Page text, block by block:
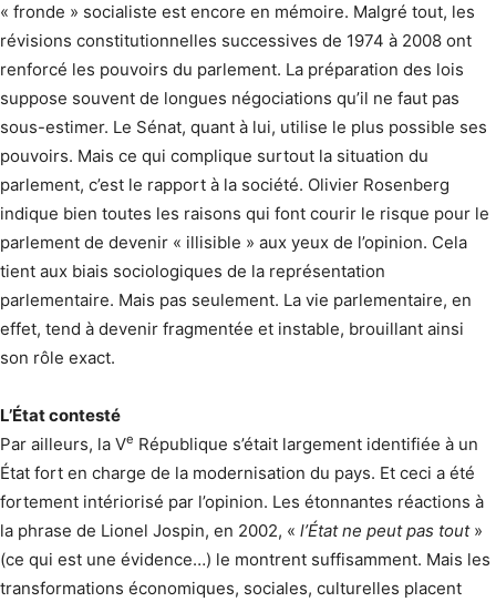
« fronde » socialiste est encore en mémoire. Malgré tout, les
révisions constitutionnelles successives de 1974 à 2008 ont
renforcé les pouvoirs du parlement. La préparation des lois
suppose souvent de longues négociations qu’il ne faut pas
sous-estimer. Le Sénat, quant à lui, utilise le plus possible ses
pouvoirs. Mais ce qui complique surtout la situation du
parlement, c’est le rapport à la société. Olivier Rosenberg
indique bien toutes les raisons qui font courir le risque pour le
parlement de devenir « illisible » aux yeux de l’opinion. Cela
tient aux biais sociologiques de la représentation
parlementaire. Mais pas seulement. La vie parlementaire, en
effet, tend à devenir fragmentée et instable, brouillant ainsi
son rôle exact.
L’État contesté
Par ailleurs, la Ve République s’était largement identifiée à un
État fort en charge de la modernisation du pays. Et ceci a été
fortement intériorisé par l’opinion. Les étonnantes réactions à
la phrase de Lionel Jospin, en 2002, « l’État ne peut pas tout »
(ce qui est une évidence…) le montrent suffisamment. Mais les
transformations économiques, sociales, culturelles placent